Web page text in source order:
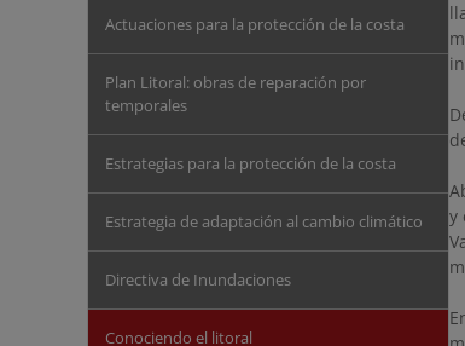
Actuaciones para la protección de la costa
Plan Litoral: obras de reparación por
temporales
Estrategias para la protección de la costa
Estrategia de adaptación al cambio climático
Directiva de Inundaciones
Conociendo el litoral
y